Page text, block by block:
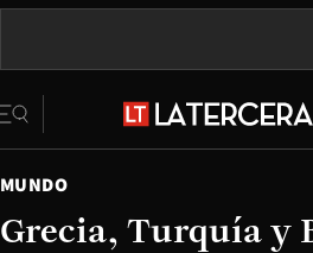
MUNDO
Grecia, Turquía y